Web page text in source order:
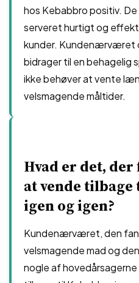
hos Kebabbro positiv.
serveret hurtigt og
kunder. Kundenærværet
bidrager til en behagelig
ikke behøver at vente
velsmagende måltider.
Hvad er det,
at vende
igen og igen?
Kundenærværet, den
velsmagende mad og
nogle af